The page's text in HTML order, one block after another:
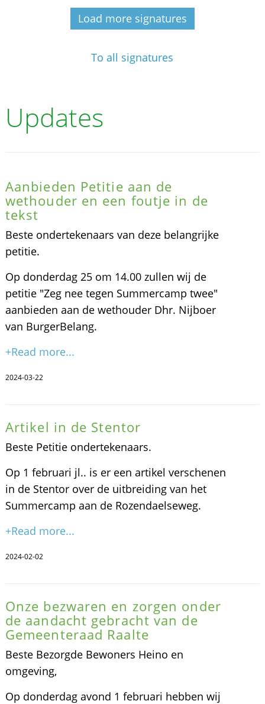
Load more signatures
To all signatures
Updates
Aanbieden Petitie aan de
wethouder en een foutje in de
tekst
Beste ondertekenaars van deze belangrijke
petitie.
Op donderdag 25 om 14.00 zullen wij de
petitie "Zeg nee tegen Summercamp twee"
aanbieden aan de wethouder Dhr. Nijboer
van BurgerBelang.
+Read more...
2024-03-22
Artikel in de Stentor
Beste Petitie ondertekenaars.
Op 1 februari jl.. is er een artikel verschenen
in de Stentor over de uitbreiding van het
Summercamp aan de Rozendaelseweg.
+Read more...
2024-02-02
Onze bezwaren en zorgen onder
de aandacht gebracht van de
Gemeenteraad Raalte
Beste Bezorgde Bewoners Heino en
omgeving,
Op donderdag avond 1 februari hebben wij